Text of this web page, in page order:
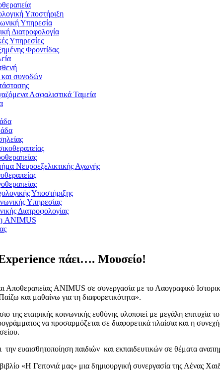
Υποστήριξη
Υπηρεσία
Διατροφολογία
Υπηρεσίες
Φροντίδας
συνοδών
Ασφαλιστικά Ταμεία
Νευροεξελικτικής Αγωγής
Υποστήριξης
Υπηρεσίας
Διατροφολογίας
ANIMUS
πάει…. Μουσείο!
Αποθεραπείας ANIMUS σε συνεργασία με το Λαογραφικό
και μαθαίνω για τη διαφορετικότητα».
της εταιρικής κοινωνικής ευθύνης υλοποιεί με μεγάλη
να προσαρμόζεται σε διαφορετικά πλαίσια και η
την ευαισθητοποίηση παιδιών και εκπαιδευτικών σε θέματα
«Η Γειτονιά μας» μια δημιουργική συνεργασία της Λένας